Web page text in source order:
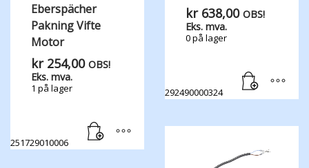
Eberspächer
Pakning Vifte
Motor
kr254,00 OBS!
Eks. mva.
1 på lager
251729010006
kr638,00 OBS!
Eks. mva.
0 på lager
292490000324